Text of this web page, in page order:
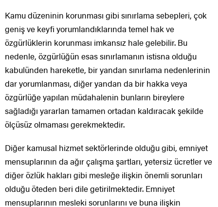
Kamu düzeninin korunması gibi sınırlama sebepleri, çok
geniş ve keyfi yorumlandıklarında temel hak ve
özgürlüklerin korunması imkansız hale gelebilir. Bu
nedenle, özgürlüğün esas sınırlamanın istisna olduğu
kabulünden hareketle, bir yandan sınırlama nedenlerinin
dar yorumlanması, diğer yandan da bir hakka veya
özgürlüğe yapılan müdahalenin bunların bireylere
sağladığı yararlan tamamen ortadan kaldıracak şekilde
ölçüsüz olmaması gerekmektedir.
Diğer kamusal hizmet sektörlerinde olduğu gibi, emniyet
mensuplarının da ağır çalışma şartları, yetersiz ücretler ve
diğer özlük hakları gibi mesleğe ilişkin önemli sorunları
olduğu öteden beri dile getirilmektedir. Emniyet
mensuplarının mesleki sorunlarını ve buna ilişkin